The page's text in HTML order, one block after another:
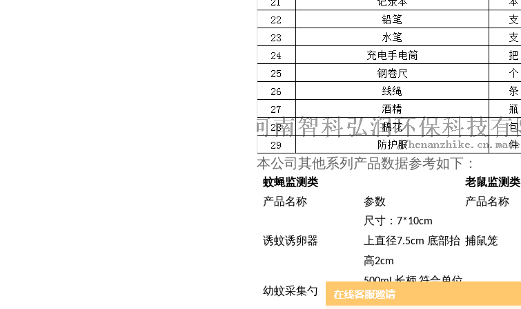
本公司其他系列产品数据参考如下：
蚊蝇监测类
老鼠监测类
产品名称
参数 产品名称
诱蚊诱卵器
尺寸： 7*10cm
上直径7.5cm 底部抬
高2cm
捕鼠笼
幼蚊采集勺
500ml长柄符合单位
参数